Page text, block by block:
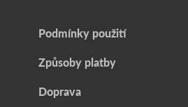
Podmínky použití
Způsoby platby
Doprava